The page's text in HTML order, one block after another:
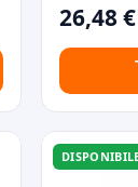
26,48 €